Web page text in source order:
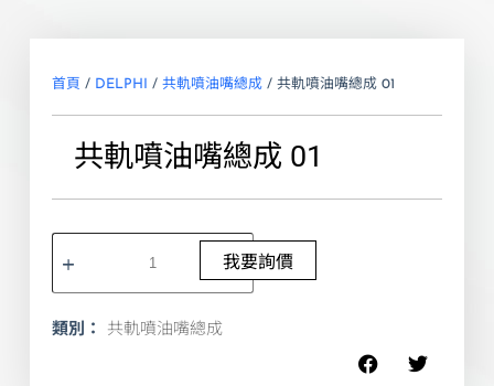
首頁 / DELPHI / 共軌噴油嘴總成/ 共軌噴油嘴總成 01
共軌噴油嘴總成 01
我要詢價
類別： 共軌噴油嘴總成